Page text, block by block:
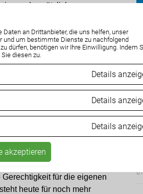
an Drittanbieter, die uns helfen, unser
und um bestimmte Dienste zu nachfolgend
dürfen, benötigen wir Ihre Einwilligung. Indem
diesen zu.
Details
Details
Details
akzeptieren
und zusätzliche
ausgelöst. Gleichzeitig hat
zu sparen, werden nun
kritisiert Angerer.
von Familien- und
und Pensionisten erhalten
höhere
ist klar: „Mit diesem Sparpaket
weiter bestraft.
und massiven
von sozialer Gerechtigkeit
für die eigenen
heute für noch mehr